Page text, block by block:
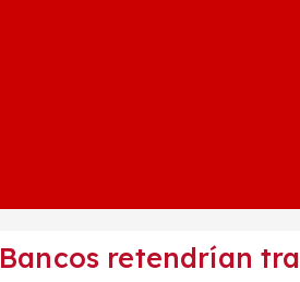
Bancos retendrían